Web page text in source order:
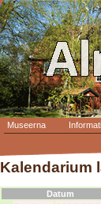
Museerna
Kalendarium
Datum